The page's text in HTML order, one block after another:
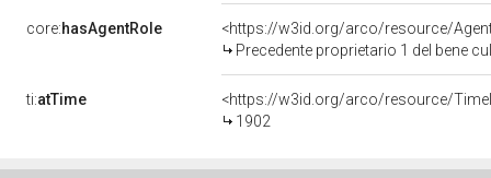
core:hasAgentRole
<https://w3id.org/arco/resource/
Precedente proprietario 1 del bene
ti:atTime
<https://w3id.org/arco/resource/
1902